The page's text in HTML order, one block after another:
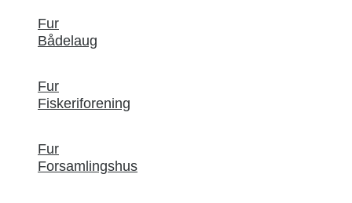
Fur
Bådelaug
Fur
Fiskeriforening
Fur
Forsamlingshus